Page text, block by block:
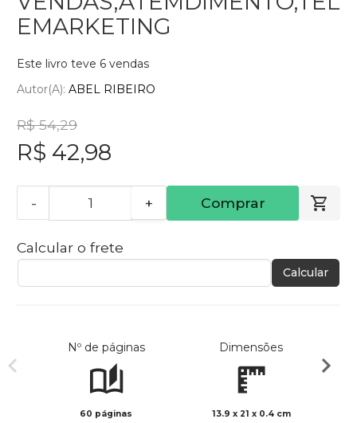
EMARKETING
Este livro teve 6 vendas
Autor(a): ABEL RIBEIRO
R$ 54,29
R$ 42,98
- + Comprar
Calcular o frete
Calcular
Nº de páginas
60 páginas
Dimensões
13.9 x 21 x 0.4 cm